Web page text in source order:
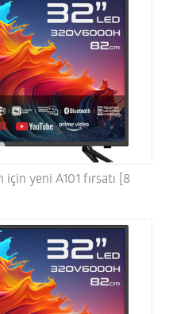
yeni A101 fırsatı [8